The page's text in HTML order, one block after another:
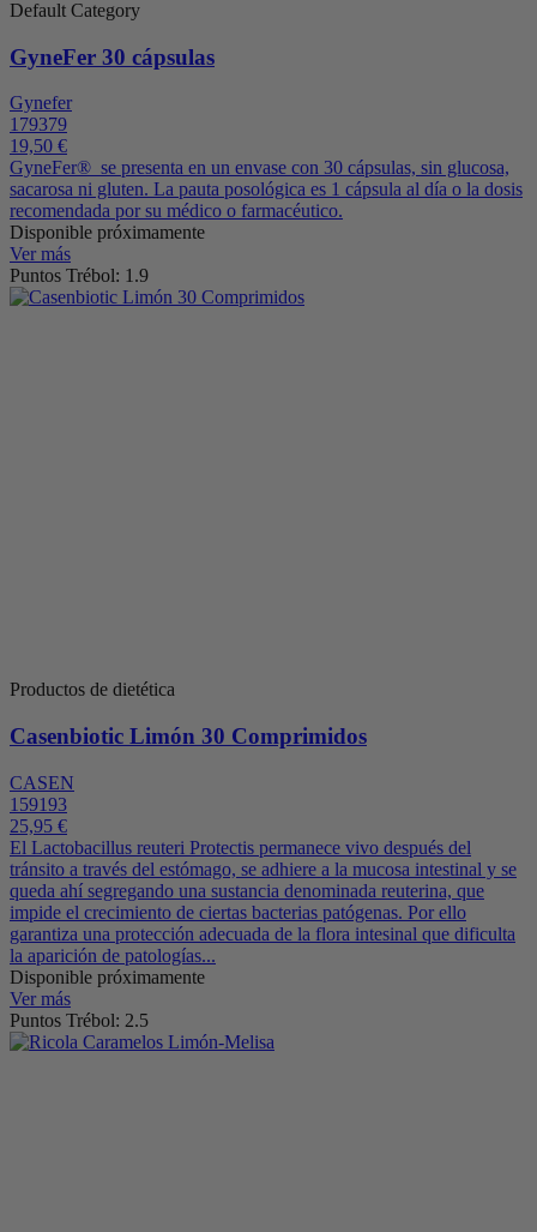
Default Category
GyneFer 30 cápsulas
Gynefer
179379
19,50 €
GyneFer® se presenta en un envase con 30 cápsulas, sin glucosa,
sacarosa ni gluten. La pauta posológica es 1 cápsula al día o la dosis
recomendada por su médico o farmacéutico.
Disponible próximamente
Ver más
Puntos Trébol: 1.9
Productos de dietética
Casenbiotic Limón 30 Comprimidos
CASEN
159193
25,95 €
El Lactobacillus reuteri Protectis permanece vivo después del
tránsito a través del estómago, se adhiere a la mucosa intestinal y se
queda ahí segregando una sustancia denominada reuterina, que
impide el crecimiento de ciertas bacterias patógenas. Por ello
garantiza una protección adecuada de la flora intesinal que dificulta
la aparición de patologías...
Disponible próximamente
Ver más
Puntos Trébol: 2.5